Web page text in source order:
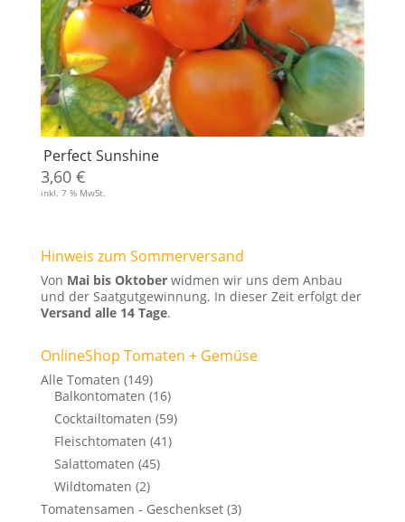
Perfect Sunshine
3,60 €
inkl. 7 % MwSt.
Hinweis zum Sommerversand
Von Mai bis Oktoberwidmen wir uns dem Anbau
und der Saatgutgewinnung. In dieser Zeit erfolgt der
Versand alle 14 Tage.
OnlineShop Tomaten + Gemüse
Alle Tomaten (149)
Balkontomaten (16)
Cocktailtomaten (59)
Fleischtomaten (41)
Salattomaten (45)
Wildtomaten (2)
Tomatensamen - Geschenkset (3)